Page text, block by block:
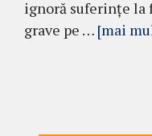
ignoră suferințe la
grave pe … [mai